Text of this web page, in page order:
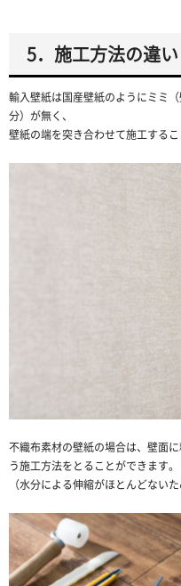
5．施工方法の違い
輸入壁紙は国産壁紙のようにミミ
分）が無く、
壁紙の端を突き合わせて施工するこ
不織布素材の壁紙の場合は、壁面
う施工方法をとることができます。
（水分による伸縮がほとんどないた